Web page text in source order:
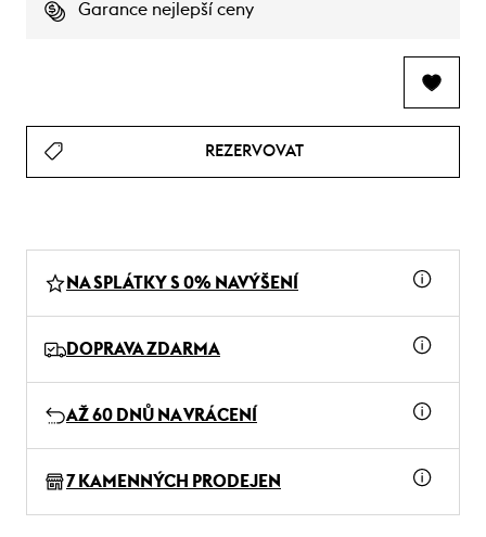
Garance nejlepší ceny
REZERVOVAT
NA SPLÁTKY S 0% NAVÝŠENÍ
DOPRAVA ZDARMA
AŽ 60 DNŮ NA VRÁCENÍ
7 KAMENNÝCH PRODEJEN